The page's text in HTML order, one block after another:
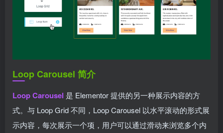
Loop Carousel 简介
Loop Carousel 是 Elementor 提供的另一种展示内容的方
式。与 Loop Grid 不同，Loop Carousel 以水平滚动的形式展
示内容，每次展示一个项，用户可以通过滑动来浏览多个内